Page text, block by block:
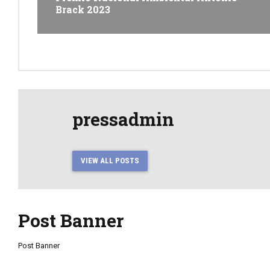
Brack 2023
pressadmin
VIEW ALL POSTS
Post Banner
Post Banner